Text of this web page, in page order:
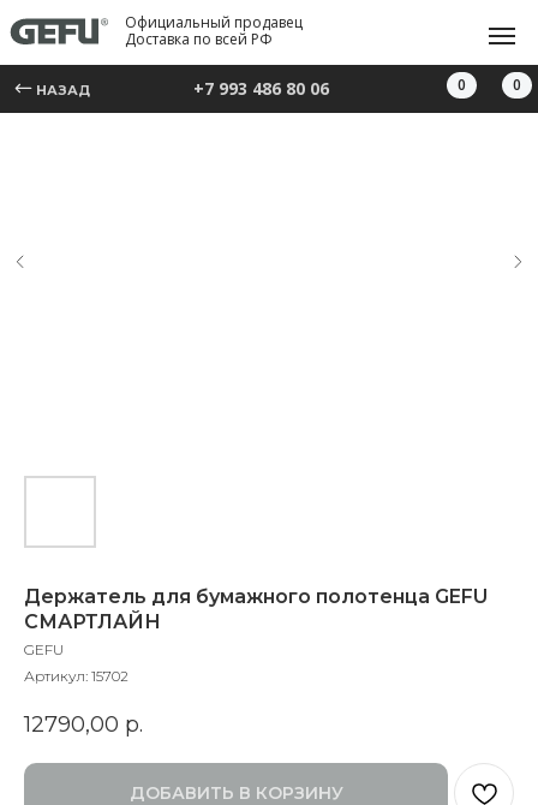
0 0
НАЗАД +7 993 486 80 06
Официальный продавец
Доставка по всей РФ
Держатель для бумажного полотенца GEFU
СМАРТЛАЙН
GEFU
Артикул: 15702
12790,00 р.
ДОБАВИТЬ В КОРЗИНУ